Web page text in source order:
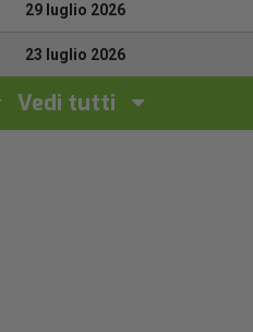
29 luglio 2026
23 luglio 2026
Vedi tutti